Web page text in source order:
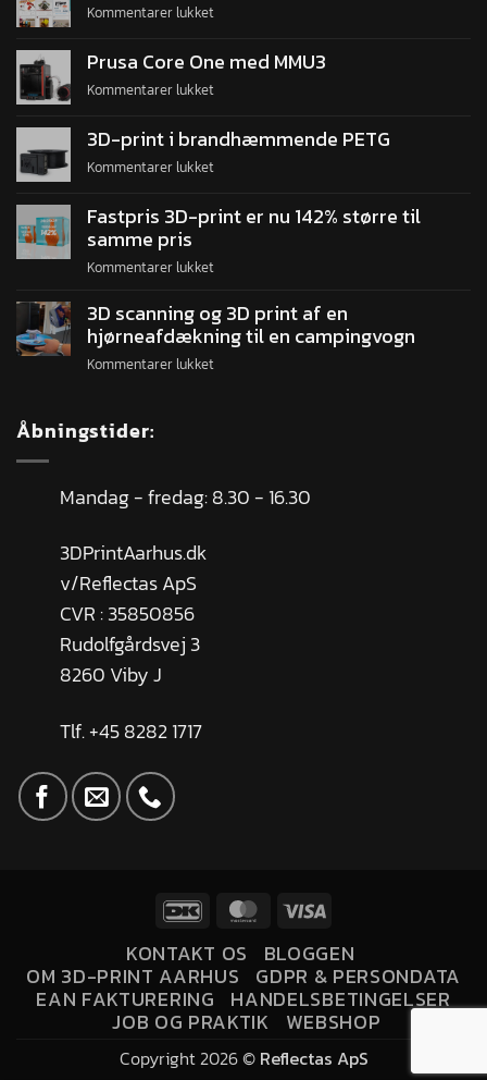
Kommentarer lukket
Prusa Core One med MMU3
Kommentarer lukket
3D-print i brandhæmmende PETG
Kommentarer lukket
Fastpris 3D-print er nu 142% større til
samme pris
Kommentarer lukket
3D scanning og 3D print af en
hjørneafdækning til en campingvogn
Kommentarer lukket
Åbningstider:
Mandag - fredag: 8.30 - 16.30
3DPrintAarhus.dk
v/Reflectas ApS
CVR : 35850856
Rudolfgårdsvej 3
8260 Viby J
Tlf. +45 8282 1717
KONTAKT OS BLOGGEN
OM 3D-PRINT AARHUS GDPR & PERSONDATA
EAN FAKTURERING HANDELSBETINGELSER
JOB OG PRAKTIK WEBSHOP
Copyright 2026 © Reflectas ApS